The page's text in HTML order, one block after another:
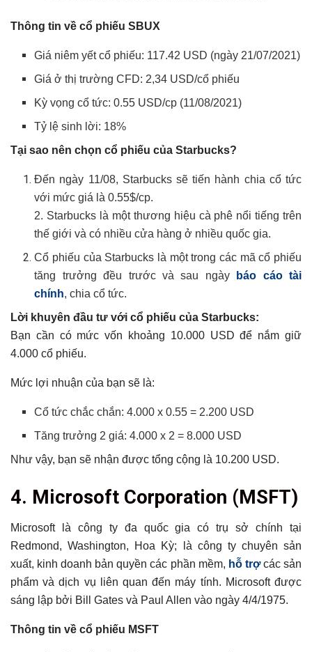
Thông tin về cổ phiếu SBUX
Giá niêm yết cổ phiếu: 117.42 USD (ngày 21/07/2021)
Giá ở thị trường CFD: 2,34 USD/cổ phiếu
Kỳ vọng cổ tức: 0.55 USD/cp (11/08/2021)
Tỷ lệ sinh lời: 18%
Tại sao nên chọn cổ phiếu của Starbucks?
Đến ngày 11/08, Starbuckssẽ tiến hành chia cổ tức
với mức giá là 0.55$/cp.
2. Starbucks là một thương hiệu cà phê nổi tiếng trên
thế giới và có nhiều cửa hàng ở nhiều quốc gia.
Cổ phiếu của Starbucks là một trong các mã cổ phiếu
tăng trưởng đều trước và sau ngày
báo cáo tài
chính, chia cổ tức.
Lời khuyên đầu tư với cổ phiếu của Starbucks:
Bạn cần có mức vốn khoảng 10.000 USD để nắm giữ
4.000 cổ phiếu.
Mức lợi nhuận của bạn sẽ là:
Cổ tức chắc chắn: 4.000 x 0.55 = 2.200 USD
Tăng trưởng 2 giá: 4.000 x 2 = 8.000 USD
Như vậy, bạn sẽ nhận được tổng cộng là 10.200 USD.
4. Microsoft Corporation (MSFT)
Microsoft là công ty đa quốc gia có trụ sở chính tại
Redmond, Washington, Hoa Kỳ; là công ty chuyên sản
xuất, kinh doanh bản quyền các phần mềm, hỗ trợcác sản
phẩm và dịch vụ liên quan đến máy tính. Microsoft được
sáng lập bởi Bill Gates và Paul Allen vào ngày 4/4/1975.
Thông tin về cổ phiếu MSFT